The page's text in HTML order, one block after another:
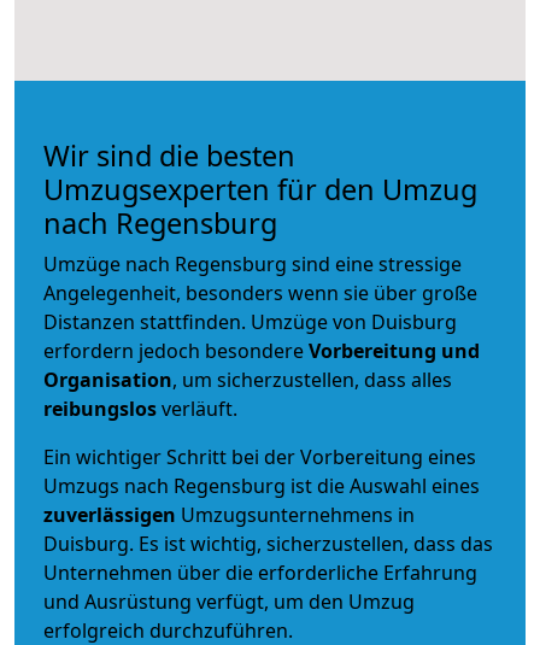
Wir sind die besten
Umzugsexperten für den Umzug
nach Regensburg
Umzüge nach Regensburg sind eine stressige
Angelegenheit, besonders wenn sie über große
Distanzen stattfinden. Umzüge von Duisburg
erfordern jedoch besondereVorbereitung und
Organisation, um sicherzustellen, dass alles
reibungslosverläuft.
Ein wichtiger Schritt bei der Vorbereitung eines
Umzugs nach Regensburg ist die Auswahl eines
zuverlässigen Umzugsunternehmens in
Duisburg. Es ist wichtig, sicherzustellen, dass das
Unternehmen über die erforderliche Erfahrung
und Ausrüstung verfügt, um den Umzug
erfolgreich durchzuführen.